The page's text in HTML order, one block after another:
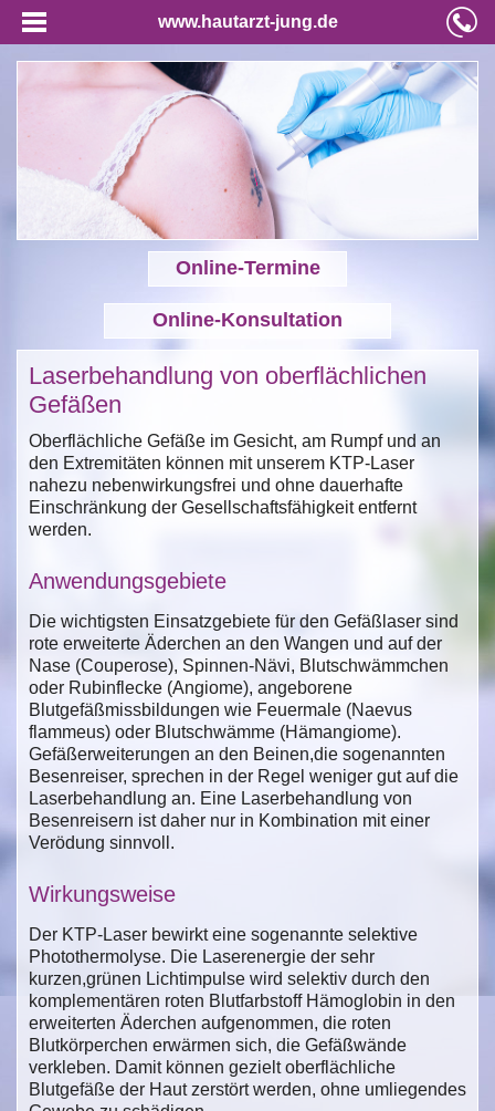
www.hautarzt-jung.de
Online-Termine
Online-Konsultation
Laserbehandlung von oberflächlichen
Gefäßen
Oberflächliche Gefäße im Gesicht, am Rumpf und an
den Extremitäten können mit unserem KTP-Laser
nahezu nebenwirkungsfrei und ohne dauerhafte
Einschränkung der Gesellschaftsfähigkeit entfernt
werden.
Anwendungsgebiete
Die wichtigsten Einsatzgebiete für den Gefäßlaser sind
rote erweiterte Äderchen an den Wangen und auf der
Nase (Couperose), Spinnen-Nävi, Blutschwämmchen
oder Rubinflecke (Angiome), angeborene
Blutgefäßmissbildungen wie Feuermale (Naevus
flammeus) oder Blutschwämme (Hämangiome).
Gefäßerweiterungen an den Beinen,die sogenannten
Besenreiser, sprechen in der Regel weniger gut auf die
Laserbehandlung an. Eine Laserbehandlung von
Besenreisern ist daher nur in Kombination mit einer
Verödung sinnvoll.
Wirkungsweise
Der KTP-Laser bewirkt eine sogenannte selektive
Photothermolyse. Die Laserenergie der sehr
kurzen,grünen Lichtimpulse wird selektiv durch den
komplementären roten Blutfarbstoff Hämoglobin in den
erweiterten Äderchen aufgenommen, die roten
Blutkörperchen erwärmen sich, die Gefäßwände
verkleben. Damit können gezielt oberflächliche
Blutgefäße der Haut zerstört werden, ohne umliegendes